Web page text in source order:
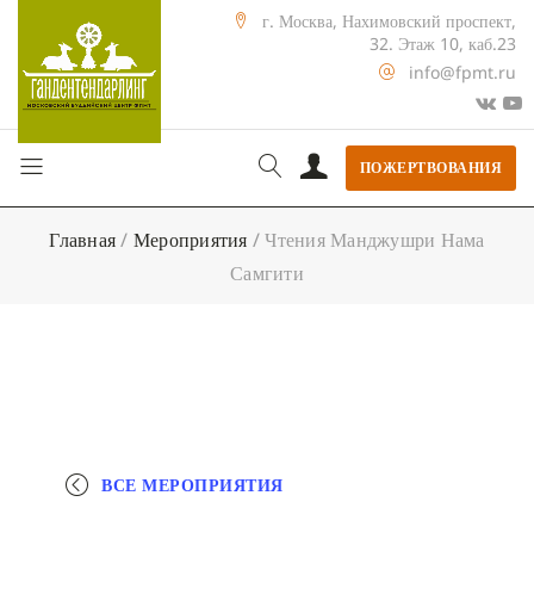
г. Москва, Нахимовский проспект,
32. Этаж 10, каб.23
info@fpmt.ru
ПОЖЕРТВОВАНИЯ
Главная/ Мероприятия /Чтения Манджушри Нама
Самгити
ВСЕ МЕРОПРИЯТИЯ